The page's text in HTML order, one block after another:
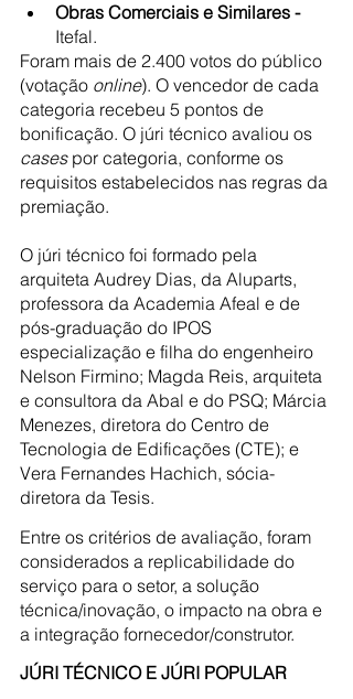
Obras Comerciais e Similares -
Itefal.
Foram mais de 2.400 votos do público
(votação online). O vencedor de cada
categoria recebeu 5 pontos de
bonificação. O júri técnico avaliou os
cases por categoria, conforme os
requisitos estabelecidos nas regras da
premiação.
O júri técnico foi formado pela
arquiteta Audrey Dias, da Aluparts,
professora da Academia Afeal e de
pós-graduação do IPOS
especialização e filha do engenheiro
Nelson Firmino; Magda Reis, arquiteta
e consultora da Abal e do PSQ; Márcia
Menezes, diretora do Centro de
Tecnologia de Edificações (CTE); e
Vera Fernandes Hachich, sócia-
diretora da Tesis.
Entre os critérios de avaliação, foram
considerados a replicabilidade do
serviço para o setor, a solução
técnica/inovação, o impacto na obra e
a integração fornecedor/construtor.
JÚRI TÉCNICO E JÚRI POPULAR